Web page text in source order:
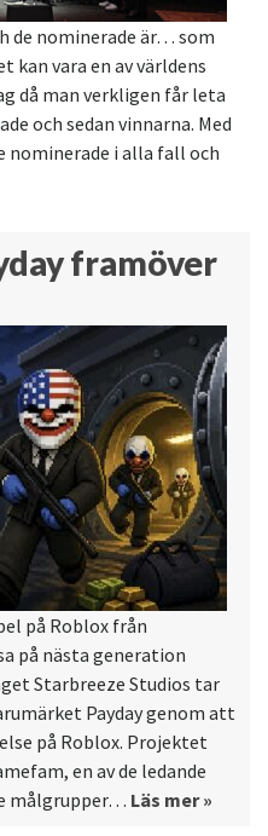
de nominerade är… som
vara en av världens
då man verkligen får leta
och sedan vinnarna. Med
nominerade i alla fall och
framöver
på Roblox från
på nästa generation
Starbreeze Studios tar
Payday genom att
på Roblox. Projektet
en av de ledande
målgrupper… Läs mer »